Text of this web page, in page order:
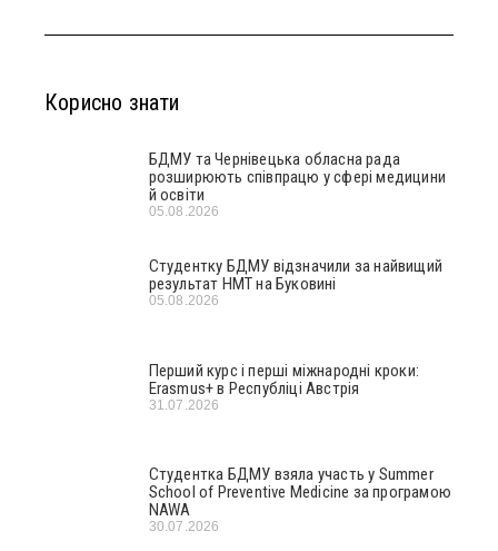
Корисно знати
БДМУ та Чернівецька обласна рада
розширюють співпрацю у сфері медицини
й освіти
05.08.2026
Студентку БДМУ відзначили за найвищий
результат НМТ на Буковині
05.08.2026
Перший курс і перші міжнародні кроки:
Erasmus+ в Республіці Австрія
31.07.2026
Студентка БДМУ взяла участь у Summer
School of Preventive Medicine за програмою
NAWA
30.07.2026